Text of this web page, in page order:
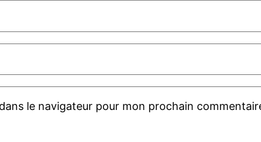
le navigateur pour mon prochain